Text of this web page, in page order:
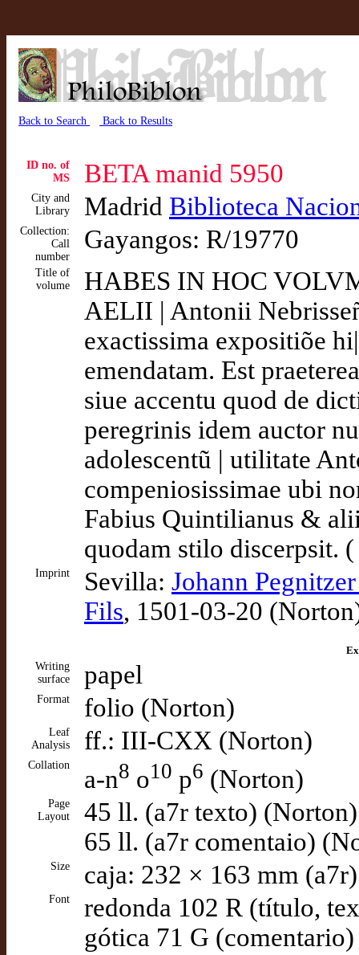
Back to Search Back to Results
ID no. of
MS
BETA manid 5950
City and
Library
Madrid Biblioteca
Collection:
Call
number
Gayangos: R/19770
Title of
volume
HABES IN HOC
AELII | Antonii
exactissima expositiõe
emendatam. Est
siue accentu quod de
peregrinis idem auctor
adolescentũ | utilitate
compeniosissimae ubi
Fabius Quintilianus &
quodam stilo discerpsit.
Imprint Sevilla: Johann
Fils, 1501-03-20
Writing
surface
papel
Format folio (Norton)
Leaf
Analysis
ff.: III-CXX (Norton)
Collation a-n8 o10 p6 (Norton)
Page
Layout
45 ll. (a7r texto) (Norton)
65 ll. (a7r comentaio)
Size caja: 232 × 163 mm
Font
redonda 102 R (título,
gótica 71 G